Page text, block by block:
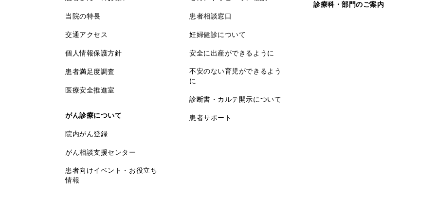
当院の特長
交通アクセス
個人情報保護方針
患者満足度調査
医療安全推進室
がん診療について
院内がん登録
がん相談支援センター
患者向けイベント・お役立ち
情報
患者相談窓口
妊婦健診について
安全に出産ができるように
不安のない育児ができるよう
に
診断書・カルテ開示について
患者サポート
診療科・部門のご案内